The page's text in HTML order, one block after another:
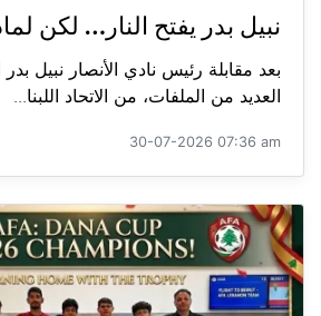
نبيل بدر يفتح النار… لكن
بعد مقابلة رئيس نادي الأنصار نبيل بدر
العديد من الملفات، من الاتحاد اللبنا...
30-07-2026 07:36 am